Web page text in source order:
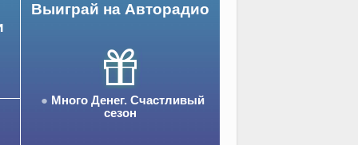
Выиграй на Авторадио
Много Денег. Счастливый
сезон